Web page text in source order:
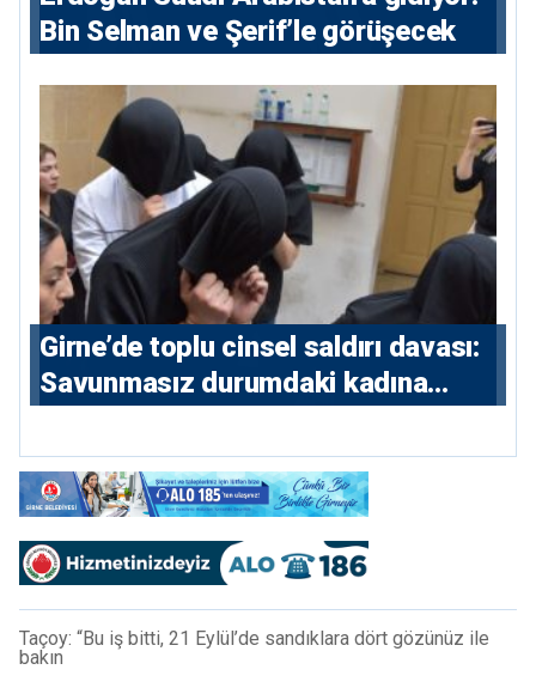
Bin Selman ve Şerif’le görüşecek
Girne’de toplu cinsel saldırı davası:
Savunmasız durumdaki kadına
Taçoy: “Bu iş bitti, 21 Eylül’de sandıklara dört gözünüz ile
bakın